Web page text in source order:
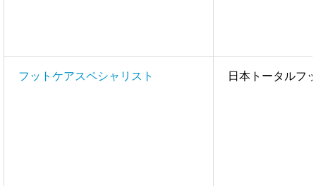
フットケアスペシャリスト 日本トータルフ